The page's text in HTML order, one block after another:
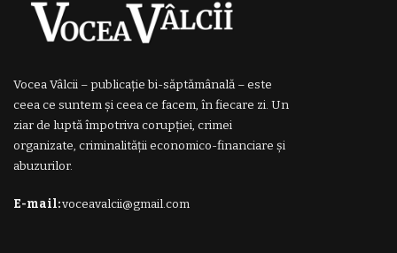
Vocea Vâlcii – publicație bi-săptămânală – este
ceea ce suntem și ceea ce facem, în fiecare zi. Un
ziar de luptă împotriva corupției, crimei
organizate, criminalității economico-financiare și
abuzurilor.
E-mail:voceavalcii@gmail.com